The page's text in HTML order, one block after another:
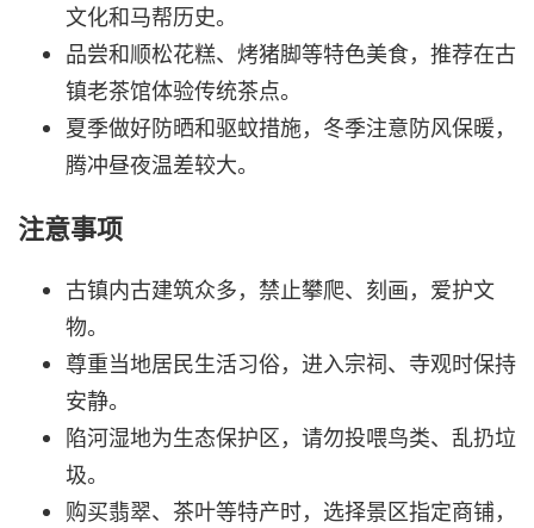
文化和马帮历史。
品尝和顺松花糕、烤猪脚等特色美食，推荐在古
镇老茶馆体验传统茶点。
夏季做好防晒和驱蚊措施，冬季注意防风保暖，
腾冲昼夜温差较大。
注意事项
古镇内古建筑众多，禁止攀爬、刻画，爱护文
物。
尊重当地居民生活习俗，进入宗祠、寺观时保持
安静。
陷河湿地为生态保护区，请勿投喂鸟类、乱扔垃
圾。
购买翡翠、茶叶等特产时，选择景区指定商铺，